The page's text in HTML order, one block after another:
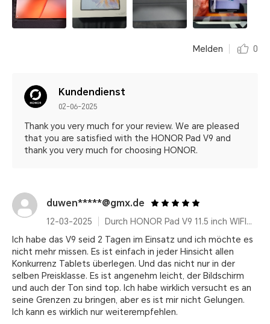
Melden 0
Kundendienst
02-06-2025
Thank you very much for your review. We are pleased
that you are satisfied with the HONOR Pad V9 and
thank you very much for choosing HONOR.
duwen*****@gmx.de
12-03-2025
Durch HONOR Pad V9 11.5 inch WIFI Only 8GB+256GB White with Flip Cover and Pen
Ich habe das V9 seid 2 Tagen im Einsatz und ich möchte es
nicht mehr missen. Es ist einfach in jeder Hinsicht allen
Konkurrenz Tablets überlegen. Und das nicht nur in der
selben Preisklasse. Es ist angenehm leicht, der Bildschirm
und auch der Ton sind top. Ich habe wirklich versucht es an
seine Grenzen zu bringen, aber es ist mir nicht Gelungen.
Ich kann es wirklich nur weiterempfehlen.